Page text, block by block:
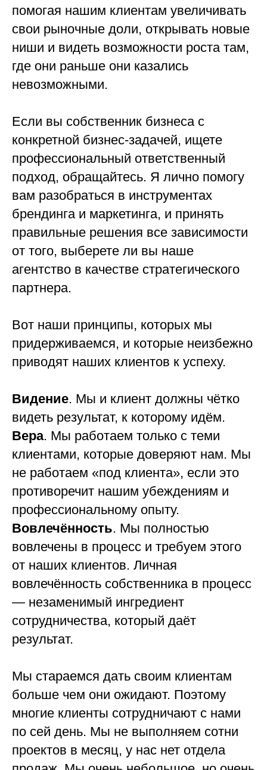
помогая нашим клиентам увеличивать
свои рыночные доли, открывать новые
ниши и видеть возможности роста там,
где они раньше они казались
невозможными.
Если вы собственник бизнеса с
конкретной бизнес-задачей, ищете
профессиональный ответственный
подход, обращайтесь. Я лично помогу
вам разобраться в инструментах
брендинга и маркетинга, и принять
правильные решения все зависимости
от того, выберете ли вы наше
агентство в качестве стратегического
партнера.
Вот наши принципы, которых мы
придерживаемся, и которые неизбежно
приводят наших клиентов к успеху.
Видение. Мы и клиент должны чётко
видеть результат, к которому идём.
Вера. Мы работаем только с теми
клиентами, которые доверяют нам. Мы
не работаем «под клиента», если это
противоречит нашим убеждениям и
профессиональному опыту.
Вовлечённость. Мы полностью
вовлечены в процесс и требуем этого
от наших клиентов. Личная
вовлечённость собственника в процесс
— незаменимый ингредиент
сотрудничества, который даёт
результат.
Мы стараемся дать своим клиентам
больше чем они ожидают. Поэтому
многие клиенты сотрудничают с нами
по сей день. Мы не выполняем сотни
проектов в месяц, у нас нет отдела